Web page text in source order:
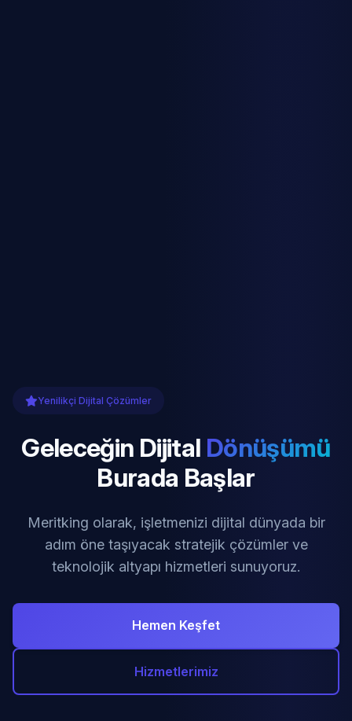
Yenilikçi Dijital Çözümler
Geleceğin Dijital Dönüşümü
Burada Başlar
Meritking olarak, işletmenizi dijital dünyada bir
adım öne taşıyacak stratejik çözümler ve
teknolojik altyapı hizmetleri sunuyoruz.
Hemen Keşfet
Hizmetlerimiz